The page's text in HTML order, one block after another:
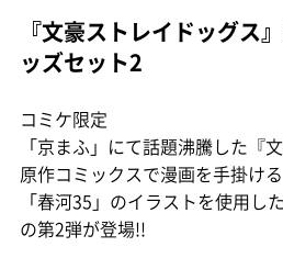
『文豪ストレイドッグス
ッズセット2
コミケ限定
「京まふ」にて話題沸騰した『
原作コミックスで漫画を手掛ける
「春河35」のイラストを使用し
の第2弾が登場!!